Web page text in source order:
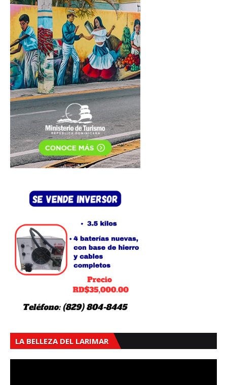
LA BELLEZA DEL LARIMAR